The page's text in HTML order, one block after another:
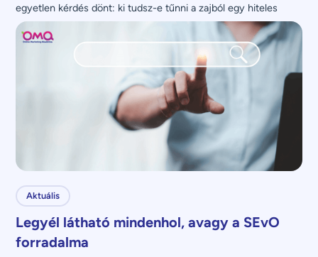
egyetlen kérdés dönt: ki tudsz-e tűnni a zajból egy hiteles
üzenettel?
Aktuális
Legyél látható mindenhol, avagy a SEvO
forradalma